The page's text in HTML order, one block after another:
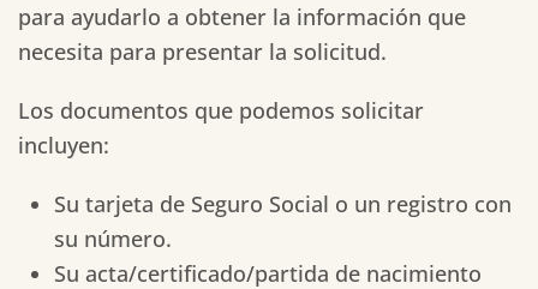
para ayudarlo a obtener la información que
necesita para presentar la solicitud.
Los documentos que podemos solicitar
incluyen:
Su tarjeta de Seguro Social o un registro con
su número.
Su acta/certificado/partida de nacimiento